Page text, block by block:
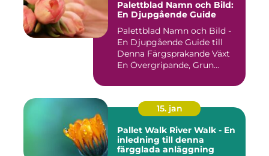
Palettblad Namn och Bild:
En Djupgående Guide
Palettblad Namn och Bild -
En Djupgående Guide till
Denna Färgsprakande Växt
En Övergripande, Grun...
15. jan
Pallet Walk River Walk - En
inledning till denna
färgglada anläggning